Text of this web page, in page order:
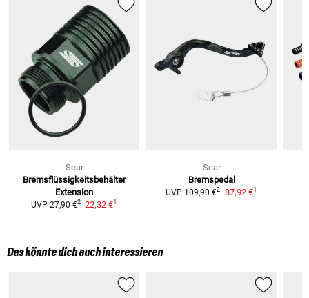
Scar
Bremsflüssigkeitsbehälter
Extension
UVP 27,90 €2 22,32 €1
Scar
Bremspedal
UVP 109,90 €2 87,92 €1
Das könnte dich auch interessieren